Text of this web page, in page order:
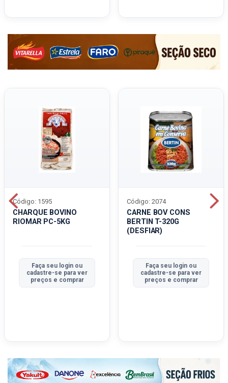
CHARQUE BOVINO
RIOMAR PC-5KG
Código: 1595
Faça seu login ou
cadastre-se para ver
preços e comprar
CARNE BOV CONS
BERTIN T-320G
(DESFIAR)
Código: 2074
Faça seu login ou
cadastre-se para ver
preços e comprar